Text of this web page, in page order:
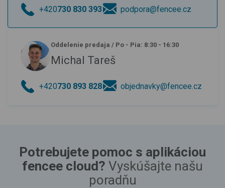
+420730 830 393 podpora@fencee.cz
Oddelenie predaja / Po - Pia: 8:30 - 16:30
Michal Tareš
+420730 893 828 objednavky@fencee.cz
Potrebujete pomoc s aplikáciou
fencee cloud? Vyskúšajte našu
poradňu